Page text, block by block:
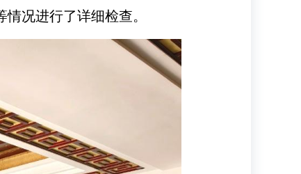
况进行了详细检查。